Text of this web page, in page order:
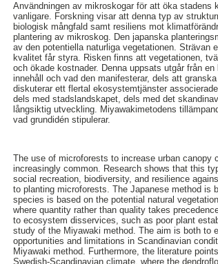
Användningen av mikroskogar för att öka
vanligare. Forskning visar att denna typ av
biologisk mångfald samt resiliens mot
plantering av mikroskog. Den japanska
av den potentiella naturliga vegetationen. Strävan
kvalitet får styra. Risken finns att vegetationen,
och ökade kostnader. Denna uppsats utgår från
innehåll och vad den manifesterar, dels att
diskuterar ett flertal ekosystemtjänster
dels med stadslandskapet, dels med det
långsiktig utveckling. Miyawakimetodens
vad grundidén stipulerar.
The use of microforests to increase urban
increasingly common. Research shows that this
social recreation, biodiversity, and resilience
to planting microforests. The Japanese method is
species is based on the potential natural
where quantity rather than quality takes
to ecosystem disservices, such as poor plant
study of the Miyawaki method. The aim is both to
opportunities and limitations in Scandinavian
Miyawaki method. Furthermore, the literature
Swedish-Scandinavian climate, where the